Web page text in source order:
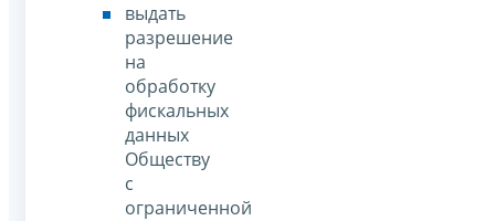
выдать
разрешение
на
обработку
фискальных
данных
Обществу
с
ограниченной